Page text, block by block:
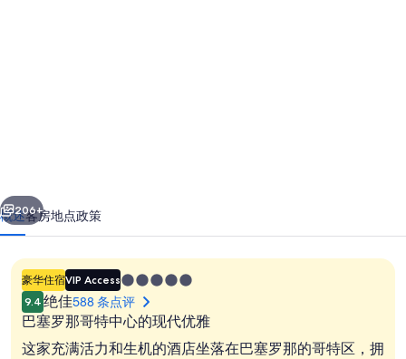
酒
店
by
IHG
个 下一个
206+
概述客房地点政策
豪华住宿VIP Access5.0
星
住
宿
9.4 绝佳588 条点评
巴塞罗那哥特中心的现代优雅
这家充满活力和生机的酒店坐落在巴塞罗那的哥特区，拥